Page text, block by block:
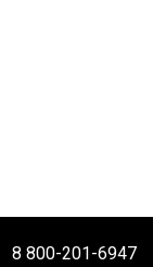
8 800-201-6947